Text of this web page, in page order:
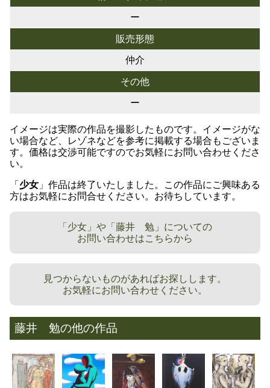
ー
販売形態
仲介
その他
ー
イメージは実際の作品を撮影したものです。イメージがな
い場合など、レゾネなどを参考に掲載する場合もございま
す。価格は交渉可能ですのでお気軽にお問い合わせくださ
い。
「 少女 」作品は終了いたしました。この作品にご興味ある
方はお気軽にお問合せください。お待ちしています。
「少女」や「藤井 勉」についての
お問い合わせはこちらから
見つからないものがあればお探しします。
お気軽にお問い合わせください。
藤井 勉の他の作品